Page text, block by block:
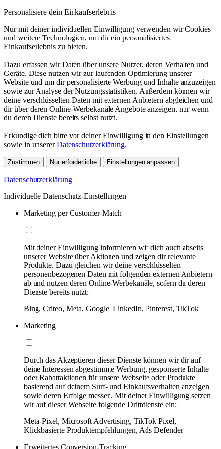
Personalisiere dein Einkaufserlebnis
Nur mit deiner individuellen Einwilligung verwenden wir Cookies
und weitere Technologien, um dir ein personalisiertes
Einkaufserlebnis zu bieten.
Dazu erfassen wir Daten über unsere Nutzer, deren Verhalten und
Geräte. Diese nutzen wir zur laufenden Optimierung unserer
Website und um dir personalisierte Werbung und Inhalte anzuzeigen
sowie zur Analyse der Nutzungsstatistiken. Außerdem können wir
deine verschlüsselten Daten mit externen Anbietern abgleichen und
dir über deren Online-Werbekanäle Angebote anzeigen, nur wenn
du deren Dienste bereits selbst nutzt.
Erkundige dich bitte vor deiner Einwilligung in den Einstellungen
sowie in unsererDatenschutzerklärung.
Zustimmen Nur erforderliche Einstellungen anpassen
Datenschutzerklärung
Individuelle Datenschutz-Einstellungen
Marketing per Customer-Match
Mit deiner Einwilligung informieren wir dich auch abseits
unserer Website über Aktionen und zeigen dir relevante
Produkte. Dazu gleichen wir deine verschlüsselten
personenbezogenen Daten mit folgenden externen Anbietern
ab und nutzen deren Online-Werbekanäle, sofern du deren
Dienste bereits nutzt:
Bing, Criteo, Meta, Google, LinkedIn, Pinterest, TikTok
Marketing
Durch das Akzeptieren dieser Dienste können wir dir auf
deine Interessen abgestimmte Werbung, gesponserte Inhalte
oder Rabattaktionen für unsere Webseite oder Produkte
basierend auf deinem Surf- und Einkaufsverhalten anzeigen
sowie deren Erfolge messen. Mit deiner Einwilligung setzen
wir auf dieser Webseite folgende Drittdienste ein:
Meta-Pixel, Microsoft Advertising, TikTok Pixel,
Klickbasierte Produktempfehlungen, Ads Defender
Erweitertes Conversion-Tracking